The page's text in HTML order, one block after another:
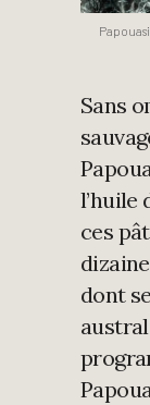
Sans
l’huile
ces
dont